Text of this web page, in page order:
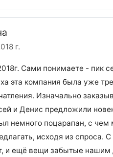
г.
Сами понимаете - пик
эта компания была уже
Изначально
и Денис предложили
немного поцарапан, с чем
исходя из спроса.
и ещё вещи забытые нашим